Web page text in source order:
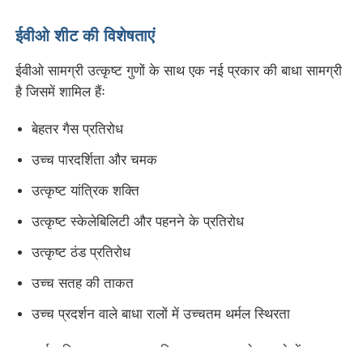
ट्विन स्क्रू एक्सट्रूज़न लाइन
बहुस्तरीय शीट सह-निष्कासन लाइन
फनीर उत्पादन लाइन
PMMA GPPS शीट एक्सट्रूज़न लाइन
प्लास्टिक बोर्ड एक्सट्रूज़न लाइन
थर्मोफॉर्मिंग शीट एक्सट्रूज़न लाइन
ईवीओ शीट की विशेषताएं
ईवीओ सामग्री उत्कृष्ट गुणों के साथ एक नई प्रकार की बाधा सामग्री
है जिसमें शामिल हैंः
बेहतर गैस प्रतिरोध
उच्च पारदर्शिता और चमक
उत्कृष्ट यांत्रिक शक्ति
उत्कृष्ट स्केलेबिलिटी और पहनने के प्रतिरोध
उत्कृष्ट ठंड प्रतिरोध
उच्च सतह की ताकत
उच्च प्रदर्शन वाले बाधा रालों में उच्चतम थर्मल स्थिरता